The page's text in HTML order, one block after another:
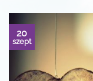
20
szept